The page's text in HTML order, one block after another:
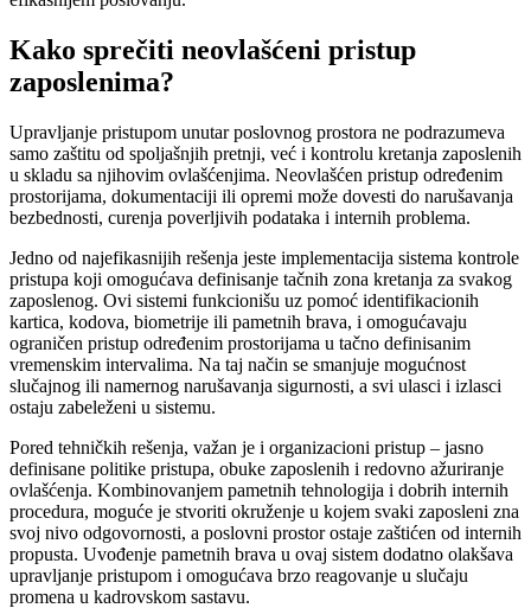
Kako sprečiti neovlašćeni pristup
zaposlenima?
Upravljanje pristupom unutar poslovnog prostora ne podrazumeva
samo zaštitu od spoljašnjih pretnji, već i kontrolu kretanja zaposlenih
u skladu sa njihovim ovlašćenjima. Neovlašćen pristup određenim
prostorijama, dokumentaciji ili opremi može dovesti do narušavanja
bezbednosti, curenja poverljivih podataka i internih problema.
Jedno od najefikasnijih rešenja jeste implementacija sistema kontrole
pristupa koji omogućava definisanje tačnih zona kretanja za svakog
zaposlenog. Ovi sistemi funkcionišu uz pomoć identifikacionih
kartica, kodova, biometrije ili pametnih brava, i omogućavaju
ograničen pristup određenim prostorijama u tačno definisanim
vremenskim intervalima. Na taj način se smanjuje mogućnost
slučajnog ili namernog narušavanja sigurnosti, a svi ulasci i izlasci
ostaju zabeleženi u sistemu.
Pored tehničkih rešenja, važan je i organizacioni pristup – jasno
definisane politike pristupa, obuke zaposlenih i redovno ažuriranje
ovlašćenja. Kombinovanjem pametnih tehnologija i dobrih internih
procedura, moguće je stvoriti okruženje u kojem svaki zaposleni zna
svoj nivo odgovornosti, a poslovni prostor ostaje zaštićen od internih
propusta. Uvođenje pametnih brava u ovaj sistem dodatno olakšava
upravljanje pristupom i omogućava brzo reagovanje u slučaju
promena u kadrovskom sastavu.